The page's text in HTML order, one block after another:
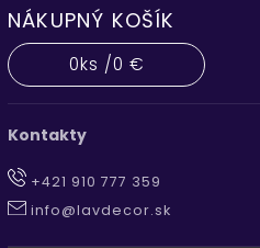
NÁKUPNÝ KOŠÍK
0ks /0 €
Kontakty
+421 910 777 359
info@lavdecor.sk